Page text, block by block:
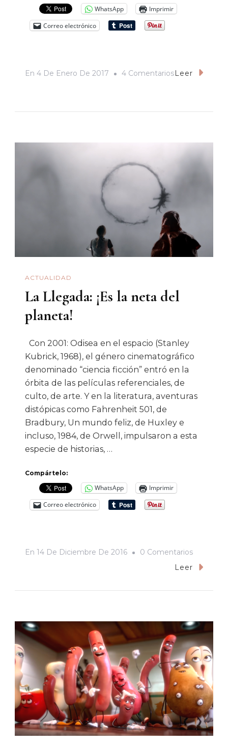
WhatsApp
Imprimir
Correo electrónico
En 4 De Enero De 2017 4 ComentariosEn
Leer
ACTUALIDAD
La Llegada: ¡Es la neta del
planeta!
Con 2001: Odisea en el espacio (Stanley
Kubrick, 1968), el género cinematográfico
denominado “ciencia ficción” entró en la
órbita de las películas referenciales, de
culto, de arte. Y en la literatura, aventuras
distópicas como Fahrenheit 501, de
Bradbury, Un mundo feliz, de Huxley e
incluso, 1984, de Orwell, impulsaron a esta
especie de historias, …
Compártelo:
WhatsApp
Imprimir
Correo electrónico
En 14 De Diciembre De 2016 0 ComentariosEn
La
Neta
Del
Planeta!
Leer